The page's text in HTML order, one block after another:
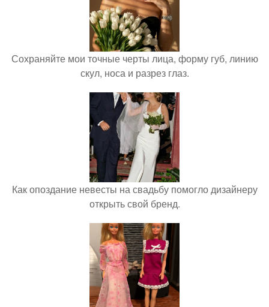
Сохраняйте мои точные черты лица, форму губ, линию
скул, носа и разрез глаз.
Как опоздание невесты на свадьбу помогло дизайнеру
открыть свой бренд.